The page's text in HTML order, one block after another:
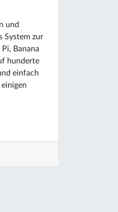
und
System zur
Banana
hunderte
einfach